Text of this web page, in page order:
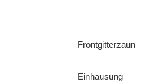
Frontgitterzaun
Einhausung